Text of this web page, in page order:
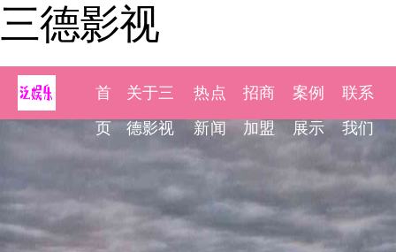
三德影视
首
页
关于三
德影视
热点
新闻
招商
加盟
案例
展示
联系
我们